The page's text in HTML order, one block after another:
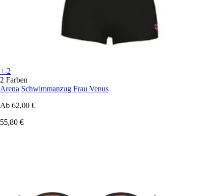
+-2
2 Farben
Arena Schwimmanzug Frau Venus
Ab 62,00 €
55,80 €